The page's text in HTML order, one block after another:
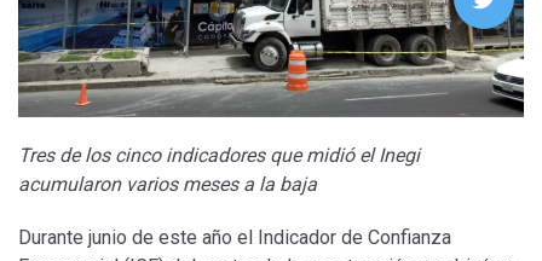
Tres de los cinco indicadores que midió el Inegi
acumularon varios meses a la baja
Durante junio de este año el Indicador de Confianza